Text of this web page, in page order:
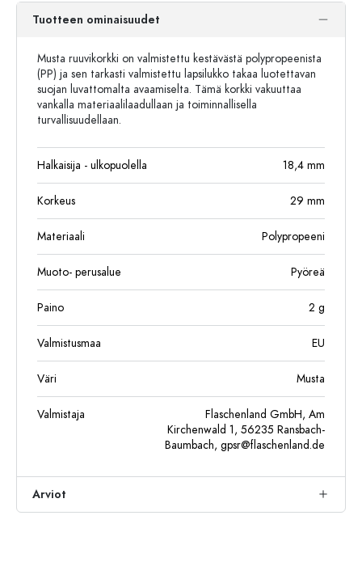
Tuotteen ominaisuudet
Musta ruuvikorkki on valmistettu kestävästä polypropeenista
(PP) ja sen tarkasti valmistettu lapsilukko takaa luotettavan
suojan luvattomalta avaamiselta. Tämä korkki vakuuttaa
vankalla materiaalilaadullaan ja toiminnallisella
turvallisuudellaan.
Halkaisija - ulkopuolella 18,4 mm
Korkeus 29 mm
Materiaali Polypropeeni
Muoto- perusalue Pyöreä
Paino 2 g
Valmistusmaa EU
Väri Musta
Valmistaja
Flaschenland GmbH, Am
Kirchenwald 1, 56235 Ransbach-
Baumbach, gpsr@flaschenland.de
Arviot